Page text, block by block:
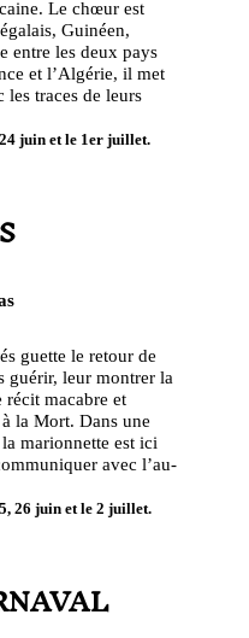
Le chœur est
Guinéen,
entre les deux pays
et l’Algérie, il met
les traces de leurs
24 juin et le 1er juillet.
guette le retour de
guérir, leur montrer la
macabre et
la Mort. Dans une
marionnette est ici
avec l’au-
26 juin et le 2 juillet.